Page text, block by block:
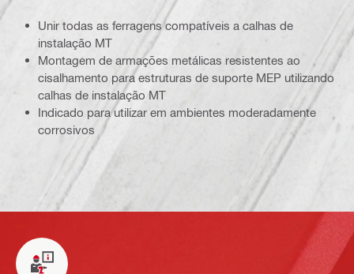
Unir todas as ferragens compatíveis a calhas de
instalação MT
Montagem de armações metálicas resistentes ao
cisalhamento para estruturas de suporte MEP utilizando
calhas de instalação MT
Indicado para utilizar em ambientes moderadamente
corrosivos